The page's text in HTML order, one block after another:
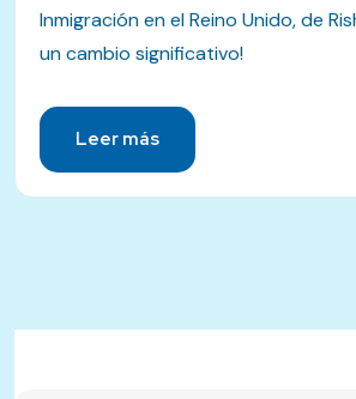
Inmigración en el Reino Unido, de
un cambio significativo!
Leer más